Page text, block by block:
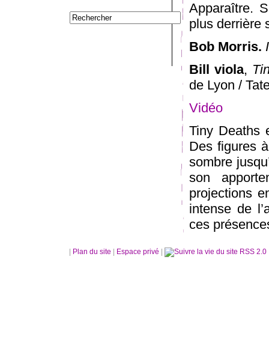
Apparaître.
plus derrière
Bob Morris.
Bill viola,
de Lyon /
Vidéo
Tiny Deaths
Des figures
sombre
son
projections
intense de
ces
Plan du site Espace privé RSS 2.0